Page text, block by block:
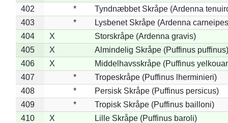
402
*
Tyndnæbbet Skråpe (Ardenna
403
*
Lysbenet Skråpe (Ardenna
404
X
Storskråpe (Ardenna gravis)
405
X
Almindelig Skråpe (Puffinus puffinus)
406
X
Middelhavsskråpe (Puffinus
407
*
Tropeskråpe (Puffinus lherminieri)
408
*
Persisk Skråpe (Puffinus persicus)
409
*
Tropisk Skråpe (Puffinus bailloni)
410
X
Lille Skråpe (Puffinus baroli)